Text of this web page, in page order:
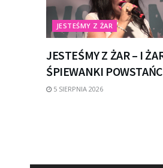
JESTEŚMY Z ŻAR
JESTEŚMY Z ŻAR – I
ŚPIEWANKI
5 SIERPNIA 2026